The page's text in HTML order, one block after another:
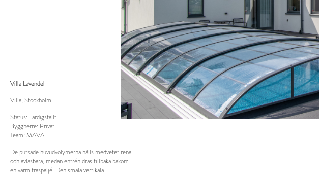
Villa Lavendel
Villa, Stockholm
Status: Färdigställt
Byggherre: Privat
Team: MAVA
De putsade huvudvolymerna hålls medvetet rena
och avläsbara, medan entrén dras tillbaka bakom
en varm träspaljé. Den smala vertikala